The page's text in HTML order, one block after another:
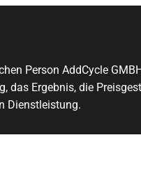
Person AddCycle
Ergebnis, die
Dienstleistung.